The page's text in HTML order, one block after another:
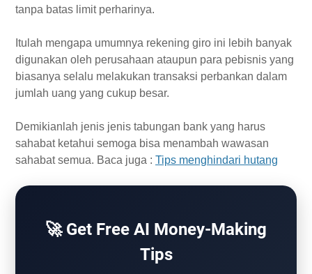
tanpa batas limit perharinya.
Itulah mengapa umumnya rekening giro ini lebih banyak
digunakan oleh perusahaan ataupun para pebisnis yang
biasanya selalu melakukan transaksi perbankan dalam
jumlah uang yang cukup besar.
Demikianlah jenis jenis tabungan bank yang harus
sahabat ketahui semoga bisa menambah wawasan
sahabat semua. Baca juga : Tips menghindari hutang
🚀 Get Free AI Money-Making
Tips